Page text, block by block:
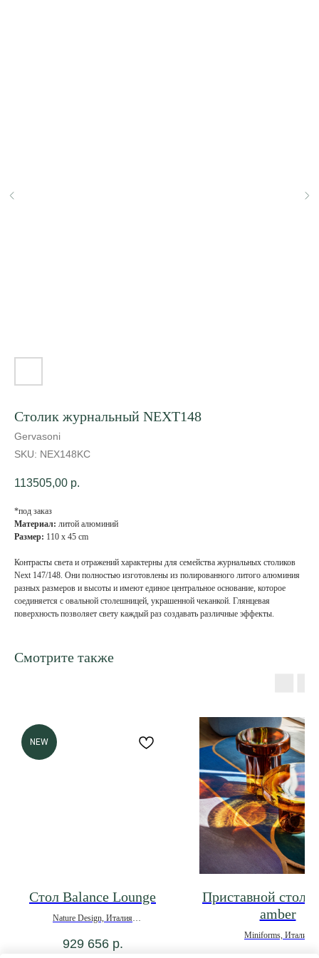
Столик журнальный NEXT148
Gervasoni
SKU: NEX148KC
113505,00 р.
*под заказ
Материал: литой алюминий
Размер: 110 x 45 cm
Контрасты света и отражений характерны для семейства журнальных столиков
Next 147/148. Они полностью изготовлены из полированного литого алюминия
разных размеров и высоты и имеют единое центральное основание, которое
соединяется с овальной столешницей, украшенной чеканкой. Глянцевая
поверхность позволяет свету каждый раз создавать различные эффекты.
Смотрите также
NEW
Стол Balance Lounge
Nature Design, Италия
929 656 р.
Приставной
amber
Miniforms, Италия